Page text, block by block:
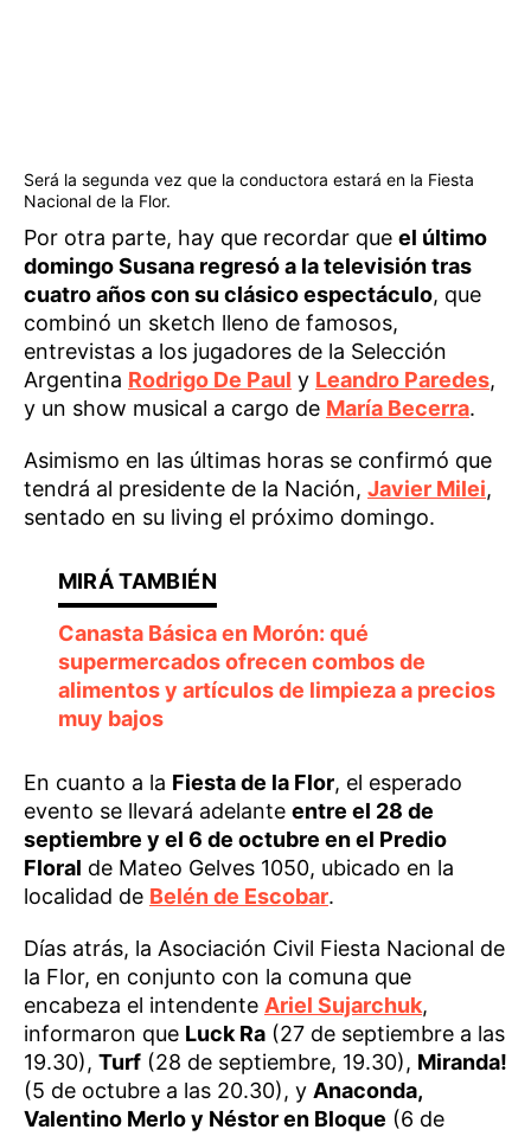
Será la segunda vez que la conductora estará en la Fiesta
Nacional de la Flor.
Por otra parte, hay que recordar que el último
domingo Susana regresó a la televisión tras
cuatro años con su clásico espectáculo, que
combinó un sketch lleno de famosos,
entrevistas a los jugadores de la Selección
Argentina Rodrigo De Paul y Leandro Paredes,
y un show musical a cargo de María Becerra.
Asimismo en las últimas horas se confirmó que
tendrá al presidente de la Nación, Javier Milei,
sentado en su living el próximo domingo.
Canasta Básica en Morón: qué
supermercados ofrecen combos de
alimentos y artículos de limpieza a precios
muy bajos
En cuanto a la Fiesta de la Flor, el esperado
evento se llevará adelante entre el 28 de
septiembre y el 6 de octubre en el Predio
Floral de Mateo Gelves 1050, ubicado en la
localidad de Belén de Escobar.
Días atrás, la Asociación Civil Fiesta Nacional de
la Flor, en conjunto con la comuna que
encabeza el intendente Ariel Sujarchuk,
informaron que Luck Ra (27 de septiembre a las
19.30), Turf (28 de septiembre, 19.30), Miranda!
(5 de octubre a las 20.30), y Anaconda,
Valentino Merlo y Néstor en Bloque (6 de